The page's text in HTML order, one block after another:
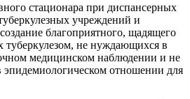
стационара при диспансерных
учреждений и
благоприятного, щадящего
туберкулезом, не нуждающихся в
медицинском наблюдении и не
отношении для